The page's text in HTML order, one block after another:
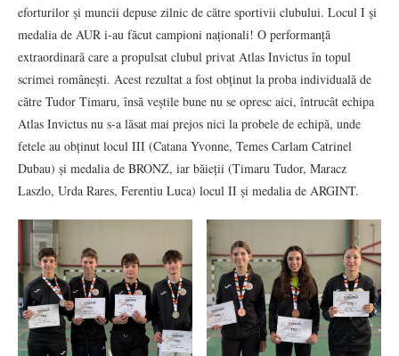
eforturilor și muncii depuse zilnic de către sportivii clubului. Locul I și
medalia de AUR i-au făcut campioni naționali! O performanță
extraordinară care a propulsat clubul privat Atlas Invictus în topul
scrimei românești. Acest rezultat a fost obținut la proba individuală de
către Tudor Timaru, însă veștile bune nu se opresc aici, întrucât echipa
Atlas Invictus nu s-a lăsat mai prejos nici la probele de echipă, unde
fetele au obținut locul III (Catana Yvonne, Temes Carlam Catrinel
Dubau) și medalia de BRONZ, iar băieții (Timaru Tudor, Maracz
Laszlo, Urda Rares, Ferentiu Luca) locul II și medalia de ARGINT.